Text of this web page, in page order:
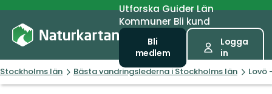
UtforskaGuiderLän
Kommuner Bli kund
Bli
medlem
Logga
in
Stockholms län Bästa vandringslederna i Stockholms län Lovö